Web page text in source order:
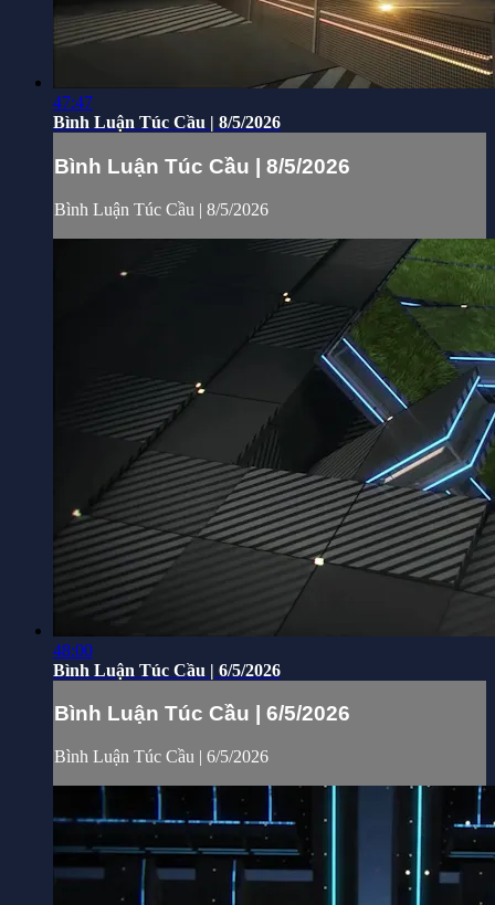
47:47
Bình Luận Túc Cầu | 8/5/2026
Bình Luận Túc Cầu | 8/5/2026
Bình Luận Túc Cầu | 8/5/2026
48:00
Bình Luận Túc Cầu | 6/5/2026
Bình Luận Túc Cầu | 6/5/2026
Bình Luận Túc Cầu | 6/5/2026